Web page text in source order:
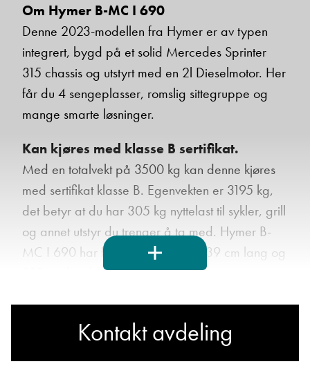
Daglig leder
Vis telefon
Vis epost
Ta kontakt
Lurer du på noe? Spør!
Sted
Om Hymer B-MC I 690
Denne 2023-modellen fra Hymer er av typen
integrert, bygd på et solid Mercedes Sprinter
315 chassis og utstyrt med en 2l Dieselmotor. Her
får du 4 sengeplasser, romslig sittegruppe og
mange smarte løsninger.
Kan kjøres med klasse B sertifikat.
Med en totalvekt på 3500 kg kan denne kjøres
med sertifikat klasse B. Egenvekten er 3195 kg,
det betyr at du har 305 kg nyttelast til sykler, grill
og annet utstyr du trenger å ta med. Hymer B-
MC I 690 har forhjulsdrift, og er 739 cm lang og
Om Hymer
Hymer er Norges mest solgte bobilmerke
Kontakt avdeling